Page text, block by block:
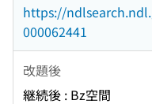
https://
000062441
改題後
継続後 : Bz空間